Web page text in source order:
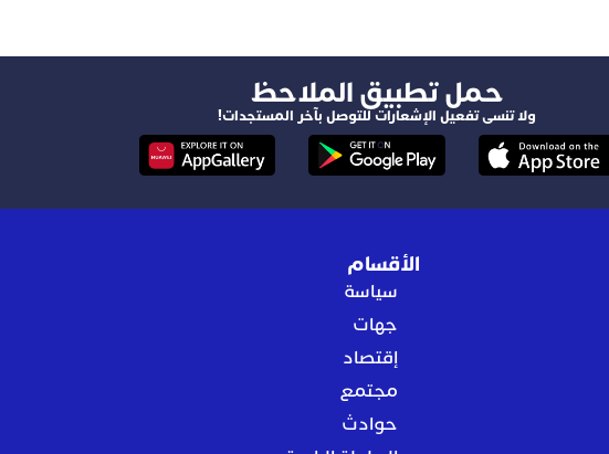
‫حمل تطبيق الملاحظ
ولا تنسى تفعيل الإشعارات للتوصل بآخر المستجدات!
الأقسام
سياسة
جهات
إقتصاد
مجتمع
حوادث